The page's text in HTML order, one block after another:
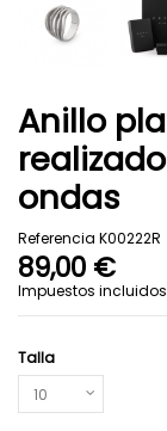
Anillo
ondas
Referencia K00222R
89,00 €
Impuestos incluidos
Talla